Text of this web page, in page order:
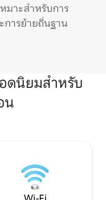
มาะสำหรับการ
การย้ายถิ่นฐาน
ดนิยมสำหรับ
น